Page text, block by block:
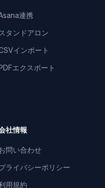
連携
スタンドアロン
インポート
エクスポート
社情報
問い合わせ
ライバシーポリシー
用規約